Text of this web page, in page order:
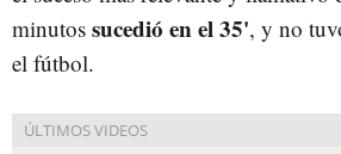
minutos sucedió en el 35', y no
el fútbol.